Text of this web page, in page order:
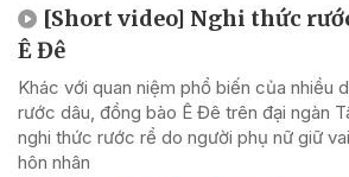
[Short video] Nghi thức
Ê Đê
Khác với quan niệm phổ biến của nhiều
rước dâu, đồng bào Ê Đê trên đại ngàn
nghi thức rước rể do người phụ nữ giữ
hôn nhân